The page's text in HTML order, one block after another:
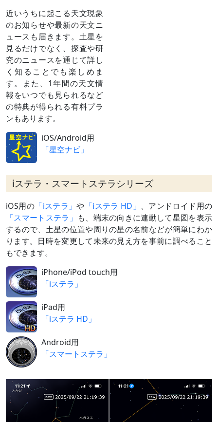
（» 解説）
12月19日
東矩（とう
く）
太陽から90度東に離れる（日の入りの
ころ南に見え、深夜に沈む）
日付は赤道座標系（黄道座標系では17
日）
12月27日
月（月齢7）
と並ぶ
夕方～宵
1月23日
月（月齢5）
と接近
（» 解説 ）
夕方～宵
1月下旬
海王星と大
（» 解説）
以内）
3月上旬
金星と大接
3月26日
太陽と同じ方向に来る（見えない）
日付は赤道座標系（黄道座標系では25
近いうちに起こる天文現象
のお知らせや最新の天文ニ
ュースも届きます。土星を
見るだけでなく、探査や研
究のニュースを通じて詳し
く知ることでも楽しめま
す。また、1年間の天文情
報をいつでも見られるなど
の特典が得られる有料プラ
ンもあります。
iOS/Android用
「星空ナビ」
iステラ・スマートステラシリーズ
iOS用の 「iステラ」や 「iステラ HD」 、アンドロイド用の
「スマートステラ」 も、端末の向きに連動して星図を表示
するので、土星の位置や周りの星の名前などが簡単にわか
ります。日時を変更して未来の見え方を事前に調べること
もできます。
iPhone/iPod touch用
「iステラ」
iPad用
「iステラ HD」
Android用
「スマートステラ」